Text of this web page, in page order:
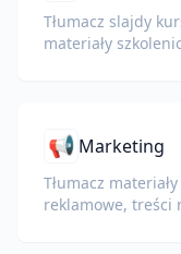
Tłumacz slajdy
materiały
📢 Marketing
Tłumacz
reklamowe, treści